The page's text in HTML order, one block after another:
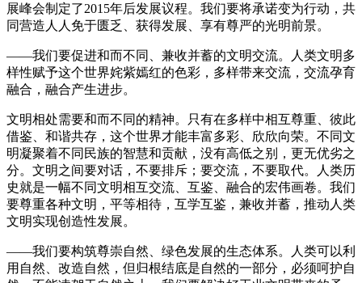
展峰会制定了2015年后发展议程。我们要将承诺变为行动，共
同营造人人免于匮乏、获得发展、享有尊严的光明前景。
——我们要促进和而不同、兼收并蓄的文明交流。人类文明多
样性赋予这个世界姹紫嫣红的色彩，多样带来交流，交流孕育
融合，融合产生进步。
文明相处需要和而不同的精神。只有在多样中相互尊重、彼此
借鉴、和谐共存，这个世界才能丰富多彩、欣欣向荣。不同文
明凝聚着不同民族的智慧和贡献，没有高低之别，更无优劣之
分。文明之间要对话，不要排斥；要交流，不要取代。人类历
史就是一幅不同文明相互交流、互鉴、融合的宏伟画卷。我们
要尊重各种文明，平等相待，互学互鉴，兼收并蓄，推动人类
文明实现创造性发展。
——我们要构筑尊崇自然、绿色发展的生态体系。人类可以利
用自然、改造自然，但归根结底是自然的一部分，必须呵护自